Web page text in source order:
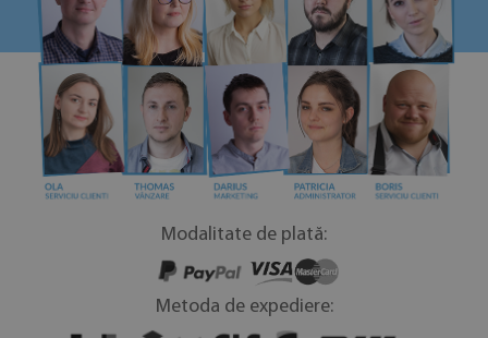
Modalitate de plată:
Metoda de expediere: